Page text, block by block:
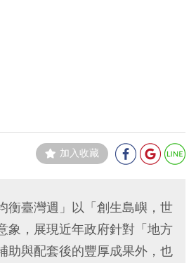
加入收藏
衡臺灣週」以「創生島嶼，世
象，展現近年政府針對「地方
助與配套後的豐厚成果外，也